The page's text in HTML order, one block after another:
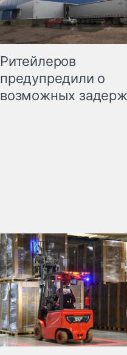
Ритейлеров
предупредили о
возможных